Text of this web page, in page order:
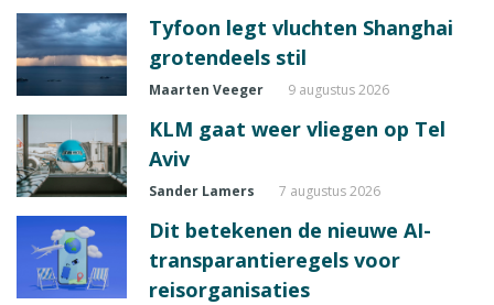
Tyfoon legt vluchten Shanghai
grotendeels stil
Maarten Veeger 9 augustus 2026
KLM gaat weer vliegen op Tel
Aviv
Sander Lamers 7 augustus 2026
Dit betekenen de nieuwe AI-
transparantieregels voor
reisorganisaties